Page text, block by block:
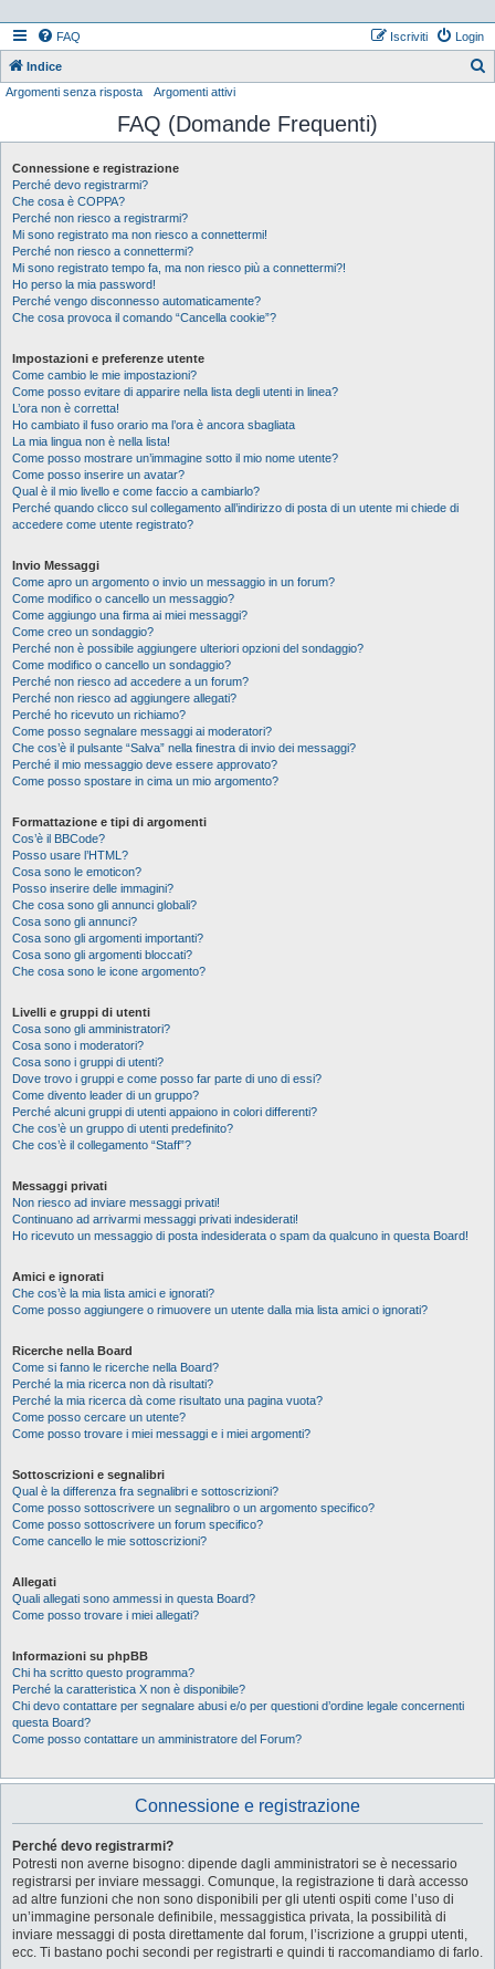
FAQ Login
Iscriviti
Indice
c
Argomenti senza risposta Argomenti attivi
FAQ (Domande Frequenti)
Connessione e registrazione
Perché devo registrarmi?
Che cosa è COPPA?
Perché non riesco a registrarmi?
Mi sono registrato ma non riesco a connettermi!
Perché non riesco a connettermi?
Mi sono registrato tempo fa, ma non riesco più a connettermi?!
Ho perso la mia password!
Perché vengo disconnesso automaticamente?
Che cosa provoca il comando “Cancella cookie”?
Impostazioni e preferenze utente
Come cambio le mie impostazioni?
Come posso evitare di apparire nella lista degli utenti in linea?
L’ora non è corretta!
Ho cambiato il fuso orario ma l’ora è ancora sbagliata
La mia lingua non è nella lista!
Come posso mostrare un’immagine sotto il mio nome utente?
Come posso inserire un avatar?
Qual è il mio livello e come faccio a cambiarlo?
Perché quando clicco sul collegamento all’indirizzo di posta di un utente mi chiede di
accedere come utente registrato?
Invio Messaggi
Come apro un argomento o invio un messaggio in un forum?
Come modifico o cancello un messaggio?
Come aggiungo una firma ai miei messaggi?
Come creo un sondaggio?
Perché non è possibile aggiungere ulteriori opzioni del sondaggio?
Come modifico o cancello un sondaggio?
Perché non riesco ad accedere a un forum?
Perché non riesco ad aggiungere allegati?
Perché ho ricevuto un richiamo?
Come posso segnalare messaggi ai moderatori?
Che cos’è il pulsante “Salva” nella finestra di invio dei messaggi?
Perché il mio messaggio deve essere approvato?
Come posso spostare in cima un mio argomento?
Formattazione e tipi di argomenti
Cos’è il BBCode?
Posso usare l’HTML?
Cosa sono le emoticon?
Posso inserire delle immagini?
Che cosa sono gli annunci globali?
Cosa sono gli annunci?
Cosa sono gli argomenti importanti?
Cosa sono gli argomenti bloccati?
Che cosa sono le icone argomento?
Livelli e gruppi di utenti
Cosa sono gli amministratori?
Cosa sono i moderatori?
Cosa sono i gruppi di utenti?
Dove trovo i gruppi e come posso far parte di uno di essi?
Come divento leader di un gruppo?
Perché alcuni gruppi di utenti appaiono in colori differenti?
Che cos’è un gruppo di utenti predefinito?
Che cos’è il collegamento “Staff”?
Messaggi privati
Non riesco ad inviare messaggi privati!
Continuano ad arrivarmi messaggi privati indesiderati!
Ho ricevuto un messaggio di posta indesiderata o spam da qualcuno in questa Board!
Amici e ignorati
Che cos’è la mia lista amici e ignorati?
Come posso aggiungere o rimuovere un utente dalla mia lista amici o ignorati?
Ricerche nella Board
Come si fanno le ricerche nella Board?
Perché la mia ricerca non dà risultati?
Perché la mia ricerca dà come risultato una pagina vuota?
Come posso cercare un utente?
Come posso trovare i miei messaggi e i miei argomenti?
Sottoscrizioni e segnalibri
Qual è la differenza fra segnalibri e sottoscrizioni?
Come posso sottoscrivere un segnalibro o un argomento specifico?
Come posso sottoscrivere un forum specifico?
Come cancello le mie sottoscrizioni?
Allegati
Quali allegati sono ammessi in questa Board?
Come posso trovare i miei allegati?
Informazioni su phpBB
Chi ha scritto questo programma?
Perché la caratteristica X non è disponibile?
Chi devo contattare per segnalare abusi e/o per questioni d’ordine legale concernenti
questa Board?
Come posso contattare un amministratore del Forum?
Connessione e registrazione
Perché devo registrarmi?
Potresti non averne bisogno: dipende dagli amministratori se è necessario
registrarsi per inviare messaggi. Comunque, la registrazione ti darà accesso
ad altre funzioni che non sono disponibili per gli utenti ospiti come l’uso di
un’immagine personale definibile, messaggistica privata, la possibilità di
inviare messaggi di posta direttamente dal forum, l’iscrizione a gruppi utenti,
ecc. Ti bastano pochi secondi per registrarti e quindi ti raccomandiamo di farlo.